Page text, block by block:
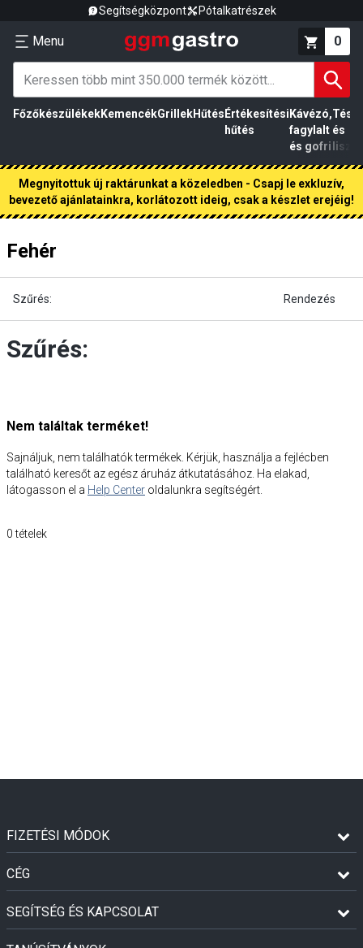
Segítségközpont Pótalkatrészek
Menu 0
FőzőkészülékekKemencékGrillekHűtés Értékesítési
hűtés
Kávézó,
fagylalt
és gofri
és
liszt
Megnyitottuk új raktárunkat a közeledben - Csapj le exkluzív,
bevezető ajánlatainkra, korlátozott ideig, csak a készlet erejéig!
Fehér
Szűrés: Rendezés
Szűrés:
Nem találtak terméket!
Sajnáljuk, nem találhatók termékek. Kérjük, használja a fejlécben
található keresőt az egész áruház átkutatásához. Ha elakad,
látogasson el a Help Center oldalunkra segítségért.
0 tételek
FIZETÉSI MÓDOK
CÉG
SEGÍTSÉG ÉS KAPCSOLAT